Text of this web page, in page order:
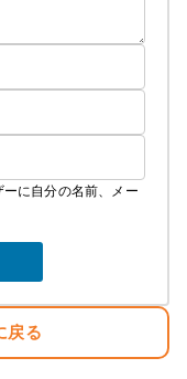
ては
￥4400
1430
770
￥825
に自分の名前、メー
戻る